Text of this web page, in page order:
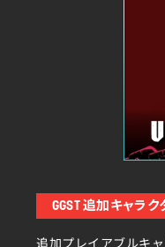
GGST 追加キャラ
追加プレイアブルキ